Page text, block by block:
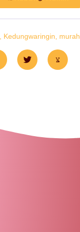
Kedungwaringin murah